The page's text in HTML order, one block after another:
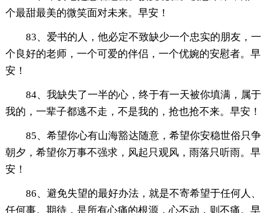
个最甜最美的微笑面对未来。早安！
83、爱书的人，他必定不致缺少一个忠实的朋友，一
个良好的老师，一个可爱的伴侣，一个优婉的安慰者。早
安！
84、我缺失了一半的心，终于有一天被你填满，属于
我的，一辈子都逃不走，不是我的，抢也抢不来。早安！
85、希望你心有山海豁达随意，希望你安稳世俗只争
朝夕，希望你万事不强求，风起只观风，雨落只听雨。早
安！
86、避免失望的最好办法，就是不寄希望于任何人、
任何事。期待，是所有心痛的根源，心不动，则不痛。早